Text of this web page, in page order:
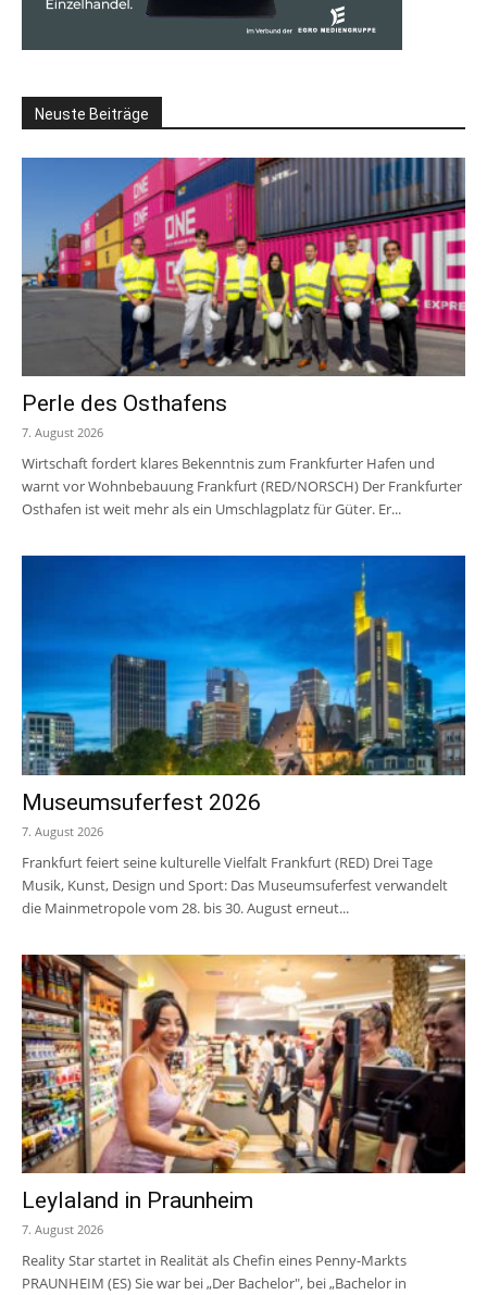
Neuste Beiträge
Perle des Osthafens
7. August 2026
Wirtschaft fordert klares Bekenntnis zum Frankfurter Hafen und
warnt vor Wohnbebauung Frankfurt (RED/NORSCH) Der Frankfurter
Osthafen ist weit mehr als ein Umschlagplatz für Güter. Er...
Museumsuferfest 2026
7. August 2026
Frankfurt feiert seine kulturelle Vielfalt Frankfurt (RED) Drei Tage
Musik, Kunst, Design und Sport: Das Museumsuferfest verwandelt
die Mainmetropole vom 28. bis 30. August erneut...
Leylaland in Praunheim
7. August 2026
Reality Star startet in Realität als Chefin eines Penny-Markts
PRAUNHEIM (ES) Sie war bei „Der Bachelor", bei „Bachelor in